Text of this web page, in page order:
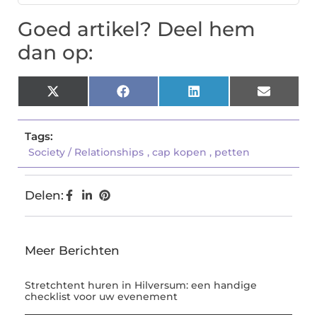
Goed artikel? Deel hem
dan op:
X
(Twitter)
Facebook LinkedIn Email
Tags:
Society / Relationships , cap kopen , petten
Delen:
Meer Berichten
Stretchtent huren in Hilversum: een handige
checklist voor uw evenement